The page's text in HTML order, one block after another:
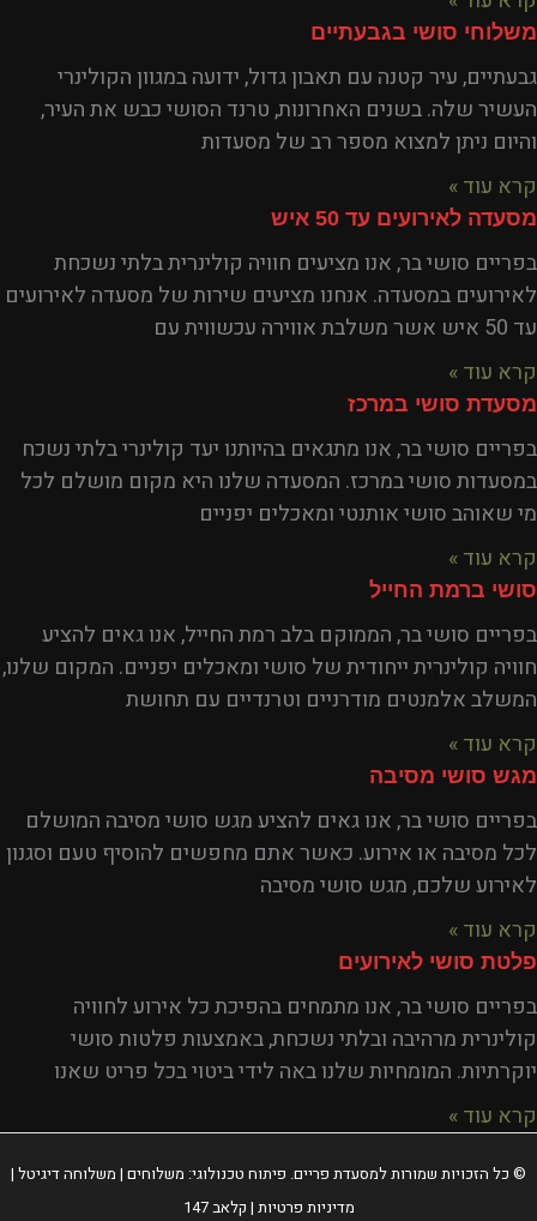
משלוחי סושי בגבעתיים
גבעתיים, עיר קטנה עם תאבון גדול, ידועה במגוון הקולינרי
העשיר שלה. בשנים האחרונות, טרנד הסושי כבש את העיר,
והיום ניתן למצוא מספר רב של מסעדות
קרא עוד »
מסעדה לאירועים עד 50 איש
בפריים סושי בר, אנו מציעים חוויה קולינרית בלתי נשכחת
לאירועים במסעדה. אנחנו מציעים שירות של מסעדה לאירועים
עד 50 איש אשר משלבת אווירה עכשווית עם
קרא עוד »
מסעדת סושי במרכז
בפריים סושי בר, אנו מתגאים בהיותנו יעד קולינרי בלתי נשכח
במסעדות סושי במרכז. המסעדה שלנו היא מקום מושלם לכל
מי שאוהב סושי אותנטי ומאכלים יפניים
קרא עוד »
סושי ברמת החייל
בפריים סושי בר, הממוקם בלב רמת החייל, אנו גאים להציע
חוויה קולינרית ייחודית של סושי ומאכלים יפניים. המקום שלנו,
המשלב אלמנטים מודרניים וטרנדיים עם תחושת
קרא עוד »
מגש סושי מסיבה
בפריים סושי בר, אנו גאים להציע מגש סושי מסיבה המושלם
לכל מסיבה או אירוע. כאשר אתם מחפשים להוסיף טעם וסגנון
לאירוע שלכם, מגש סושי מסיבה
קרא עוד »
פלטת סושי לאירועים
בפריים סושי בר, אנו מתמחים בהפיכת כל אירוע לחוויה
קולינרית מרהיבה ובלתי נשכחת, באמצעות פלטות סושי
יוקרתיות. המומחיות שלנו באה לידי ביטוי בכל פריט שאנו
קרא עוד »
© כל הזכויות שמורות למסעדת פריים. פיתוח טכנולוגי: משלוחים | משלוחה דיגיטל |
מדיניות פרטיות | קלאב 147